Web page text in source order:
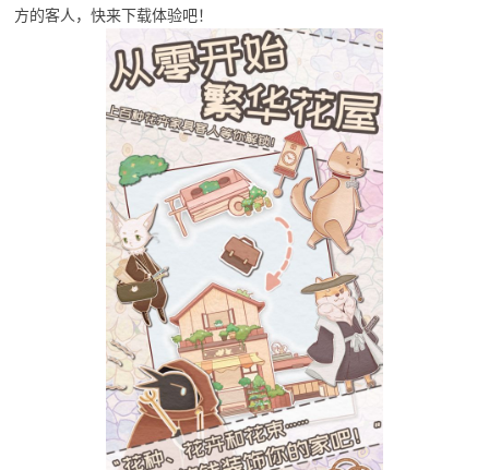
方的客人，快来下载体验吧！